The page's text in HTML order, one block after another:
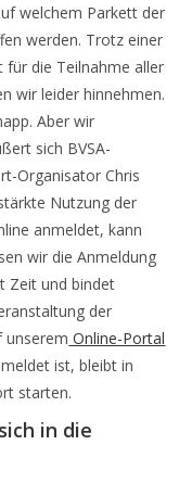
welchem Parkett der
werden. Trotz einer
für die Teilnahme aller
wir leider hinnehmen.
Aber wir
sich BVSA-
Organisator Chris
Nutzung der
anmeldet, kann
wir die Anmeldung
Zeit und bindet
der
unserem Online-Portal
ist, bleibt in
starten.
in die